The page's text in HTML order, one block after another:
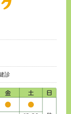
診